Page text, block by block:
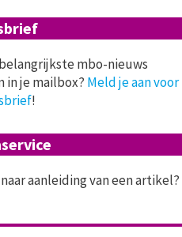
mbo-nieuws
in je mailbox? Meld je aan voor
!
naar aanleiding van een artikel?